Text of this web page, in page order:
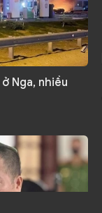
Nga, nhiều